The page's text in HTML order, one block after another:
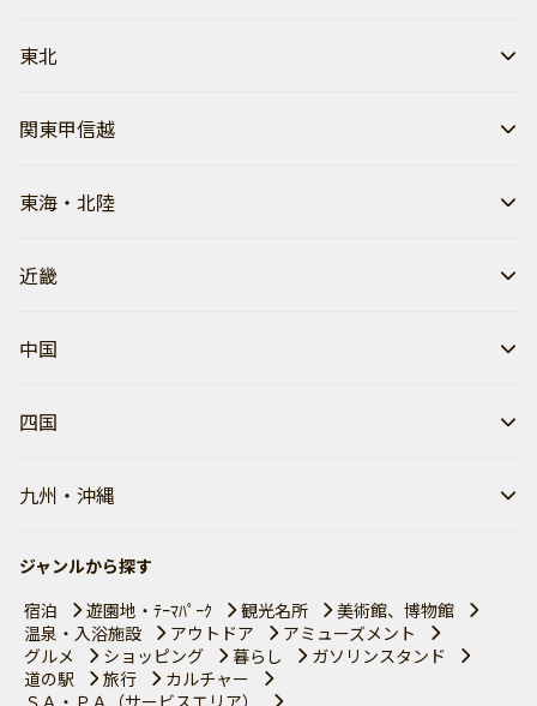
東北
関東甲信越
東海・北陸
近畿
中国
四国
九州・沖縄
ジャンルから探す
宿泊
遊園地・ﾃｰﾏﾊﾟｰｸ 観光名所
美術館、博物館
温泉・入浴施設
アウトドア
アミューズメント
グルメ
ショッピング 暮らし
ガソリンスタンド
道の駅
旅行
カルチャー
ＳＡ・ＰＡ（サービスエリア）